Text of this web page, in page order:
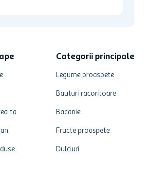
ta
Categorii principale
Legume proaspete
Bauturi racoritoare
Bacanie
Fructe proaspete
Dulciuri